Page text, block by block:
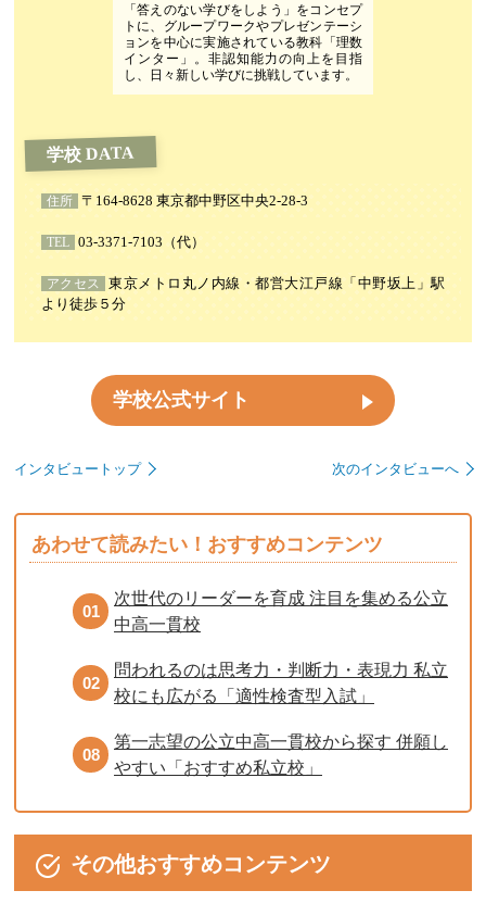
「答えのない学びをしよう」をコンセプ
トに、グループワークやプレゼンテーシ
ョンを中心に実施されている教科「理数
インター」。非認知能力の向上を目指
し、日々新しい学びに挑戦しています。
学校 DATA
住所 〒164-8628 東京都中野区中央2-28-3
TEL 03-3371-7103（代）
アクセス
東京メトロ丸ノ内線・都営大江戸線「中野坂上」駅
より徒歩５分
学校公式サイト
インタビュートップ 次のインタビューへ
あわせて読みたい！おすすめコンテンツ
01
次世代のリーダーを育成 注目を集める公立
中高一貫校
02
問われるのは思考力・判断力・表現力 私立
校にも広がる「適性検査型入試」
08
第一志望の公立中高一貫校から探す 併願し
やすい「おすすめ私立校」
その他おすすめコンテンツ